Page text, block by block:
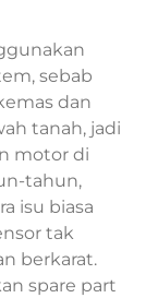
sebab
dan
tanah, jadi
motor di
tahun,
isu biasa
tak
berkarat.
spare part